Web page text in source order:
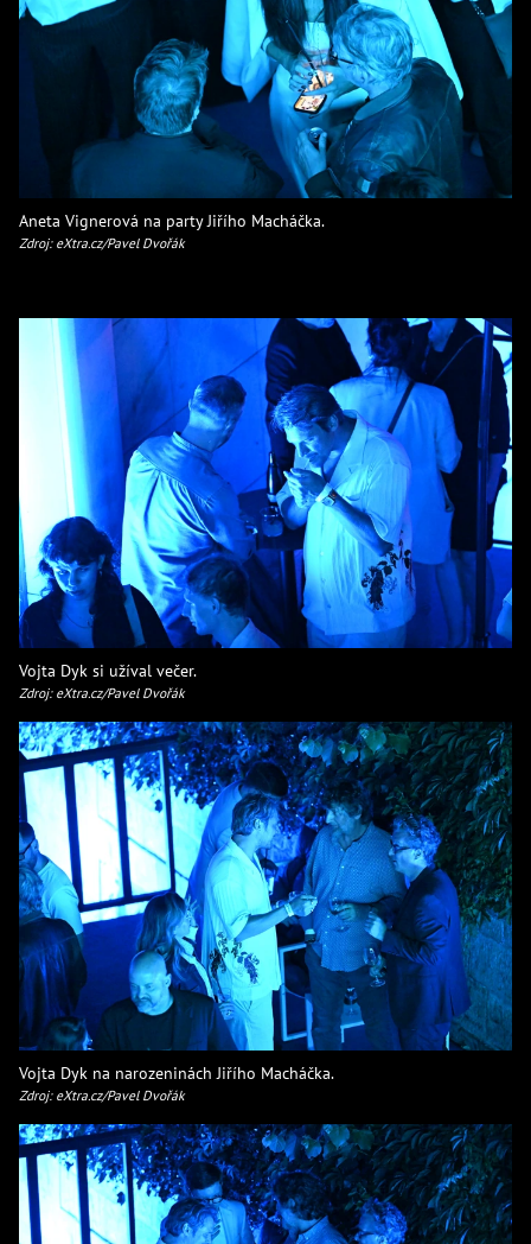
Aneta Vignerová na party Jiřího Macháčka.
Zdroj: eXtra.cz/Pavel Dvořák
Vojta Dyk si užíval večer.
Zdroj: eXtra.cz/Pavel Dvořák
Vojta Dyk na narozeninách Jiřího Macháčka.
Zdroj: eXtra.cz/Pavel Dvořák